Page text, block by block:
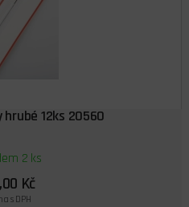
hrubé 12ks 20560
2 ks
Kč
s DPH